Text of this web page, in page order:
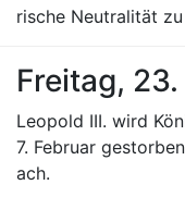
rische Neutralität
Freitag,
Leopold III. wird
7. Februar
ach.